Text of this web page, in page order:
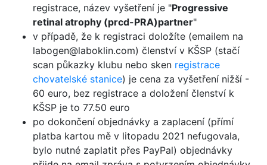
registrace, název vyšetření je "Progressive
retinal atrophy (prcd-PRA)partner"
v případě, že k registraci doložíte (emailem na
labogen@laboklin.com) členství v KŠSP (stačí
scan půkazky klubu nebo sken registrace
chovatelské stanice) je cena za vyšetření nižší -
60 euro, bez registrace a doložení členství k
KŠSP je to 77.50 euro
po dokončení objednávky a zaplacení (přímí
platba kartou mě v litopadu 2021 nefugovala,
bylo nutné zaplatit přes PayPal) objednávky